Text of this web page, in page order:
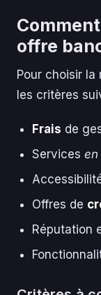
offre
Pour choisir la
les critères
Frais de
Services en
Offres de
Réputation